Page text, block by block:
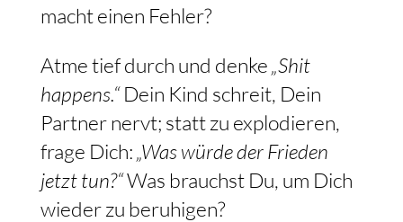
macht einen Fehler?
Atme tief durch und denke„Shit
happens.“Dein Kind schreit, Dein
Partner nervt; statt zu explodieren,
frage Dich:„Was würde der Frieden
jetzt tun?“Was brauchst Du, um Dich
wieder zu beruhigen?